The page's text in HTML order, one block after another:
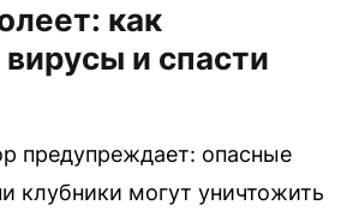
как
вирусы и спасти
предупреждает: опасные
клубники могут уничтожить